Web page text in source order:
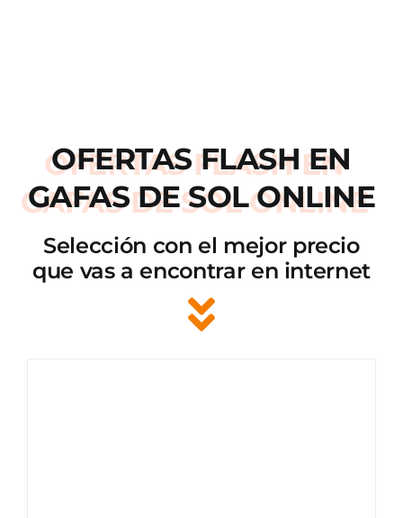
OFERTAS FLASH EN
GAFAS DE SOL ONLINE
Selección con el mejor precio
que vas a encontrar en internet